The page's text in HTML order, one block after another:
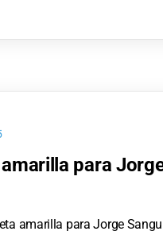
para
amarilla para Jorge